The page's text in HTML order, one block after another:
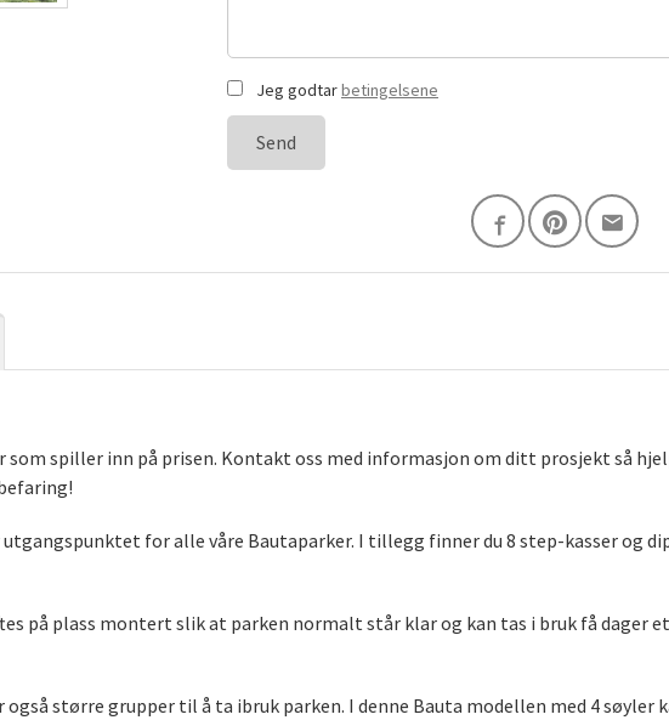
Jeg godtarbetingelsene
Send
som spiller inn på prisen. Kontakt oss med informasjon om ditt prosjekt så
utgangspunktet for alle våre Bautaparker. I tillegg finner du 8 step-kasser og
på plass montert slik at parken normalt står klar og kan tas i bruk få dager
større grupper til å ta ibruk parken. I denne Bauta modellen med 4 søyler